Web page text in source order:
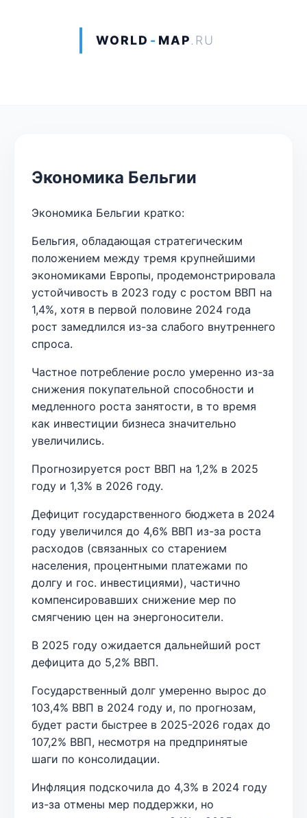
WORLD - MAP.RU
Экономика Бельгии
Экономика Бельгии кратко:
Бельгия, обладающая стратегическим
положением между тремя крупнейшими
экономиками Европы, продемонстрировала
устойчивость в 2023 году с ростом ВВП на
1,4%, хотя в первой половине 2024 года
рост замедлился из-за слабого внутреннего
спроса.
Частное потребление росло умеренно из-за
снижения покупательной способности и
медленного роста занятости, в то время
как инвестиции бизнеса значительно
увеличились.
Прогнозируется рост ВВП на 1,2% в 2025
году и 1,3% в 2026 году.
Дефицит государственного бюджета в 2024
году увеличился до 4,6% ВВП из-за роста
расходов (связанных со старением
населения, процентными платежами по
долгу и гос. инвестициями), частично
компенсировавших снижение мер по
смягчению цен на энергоносители.
В 2025 году ожидается дальнейший рост
дефицита до 5,2% ВВП.
Государственный долг умеренно вырос до
103,4% ВВП в 2024 году и, по прогнозам,
будет расти быстрее в 2025-2026 годах до
107,2% ВВП, несмотря на предпринятые
шаги по консолидации.
Инфляция подскочила до 4,3% в 2024 году
из-за отмены мер поддержки, но